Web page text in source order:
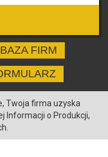
BAZA FIRM
Twoja firma uzyska
Informacji o Produkcji,